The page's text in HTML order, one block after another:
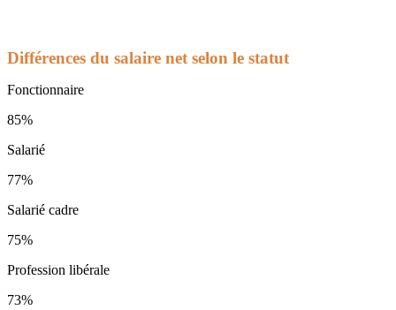
Différences du salaire net selon le statut
Fonctionnaire
85%
Salarié
77%
Salarié cadre
75%
Profession libérale
73%